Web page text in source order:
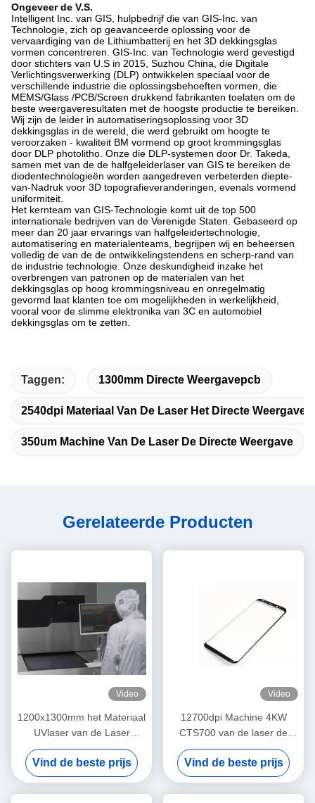
Ongeveer de V.S.
Intelligent Inc. van GIS, hulpbedrijf die van GIS-Inc. van
Technologie, zich op geavanceerde oplossing voor de
vervaardiging van de Lithiumbatterij en het 3D dekkingsglas
vormen concentreren. GIS-Inc. van Technologie werd gevestigd
door stichters van U.S in 2015, Suzhou China, die Digitale
Verlichtingsverwerking (DLP) ontwikkelen speciaal voor de
verschillende industrie die oplossingsbehoeften vormen, die
MEMS/Glass /PCB/Screen drukkend fabrikanten toelaten om de
beste weergaveresultaten met de hoogste productie te bereiken.
Wij zijn de leider in automatiseringsoplossing voor 3D
dekkingsglas in de wereld, die werd gebruikt om hoogte te
veroorzaken - kwaliteit BM vormend op groot krommingsglas
door DLP photolitho. Onze die DLP-systemen door Dr. Takeda,
samen met van de de halfgeleiderlaser van GIS te bereiken de
diodentechnologieën worden aangedreven verbeterden diepte-
van-Nadruk voor 3D topografieveranderingen, evenals vormend
uniformiteit.
Het kernteam van GIS-Technologie komt uit de top 500
internationale bedrijven van de Verenigde Staten. Gebaseerd op
meer dan 20 jaar ervarings van halfgeleidertechnologie,
automatisering en materialenteams, begrijpen wij en beheersen
volledig de van de de ontwikkelingstendens en scherp-rand van
de industrie technologie. Onze deskundigheid inzake het
overbrengen van patronen op de materialen van het
dekkingsglas op hoog krommingsniveau en onregelmatig
gevormd laat klanten toe om mogelijkheden in werkelijkheid,
vooral voor de slimme elektronika van 3C en automobiel
dekkingsglas om te zetten.
Taggen: 1300mm Directe Weergavepcb
2540dpi Materiaal Van De Laser Het Directe Weergave
350um Machine Van De Laser De Directe Weergave
Gerelateerde Producten
Video
1200x1300mm het Materiaal
UVlaser van de Laser
Directe Weergave
Vind de beste prijs
Video
12700dpi Machine 4KW
CTS700 van de laser de
Directe Weergave
Vind de beste prijs